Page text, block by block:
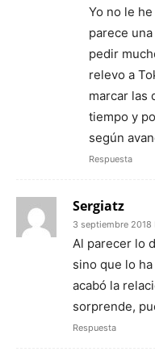
Yo no le
parece
pedir
relevo a
marcar las
tiempo y
según
Respuesta
Sergiatz
3 septiembre 2018
Al parecer lo
sino que lo
acabó la
sorprende,
Respuesta